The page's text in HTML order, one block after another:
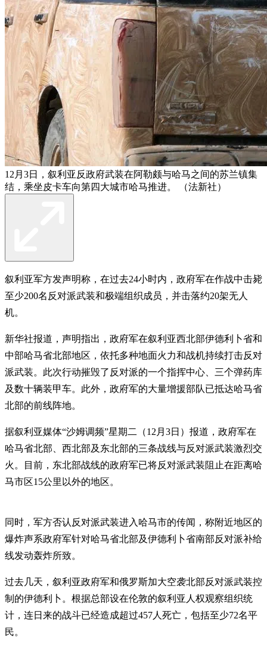
12月3日，叙利亚反政府武装在阿勒颇与哈马之间的苏兰镇集
结，乘坐皮卡车向第四大城市哈马推进。 （法新社）
叙利亚军方发声明称，在过去24小时内，政府军在作战中击毙
至少200名反对派武装和极端组织成员，并击落约20架无人
机。
新华社报道，声明指出，政府军在叙利亚西北部伊德利卜省和
中部哈马省北部地区，依托多种地面火力和战机持续打击反对
派武装。此次行动摧毁了反对派的一个指挥中心、三个弹药库
及数十辆装甲车。此外，政府军的大量增援部队已抵达哈马省
北部的前线阵地。
据叙利亚媒体“沙姆调频”星期二（12月3日）报道，政府军在
哈马省北部、西北部及东北部的三条战线与反对派武装激烈交
火。目前，东北部战线的政府军已将反对派武装阻止在距离哈
马市区15公里以外的地区。
同时，军方否认反对派武装进入哈马市的传闻，称附近地区的
爆炸声系政府军针对哈马省北部及伊德利卜省南部反对派补给
线发动轰炸所致。
过去几天，叙利亚政府军和俄罗斯加大空袭北部反对派武装控
制的伊德利卜。根据总部设在伦敦的叙利亚人权观察组织统
计，连日来的战斗已经造成超过457人死亡，包括至少72名平
民。